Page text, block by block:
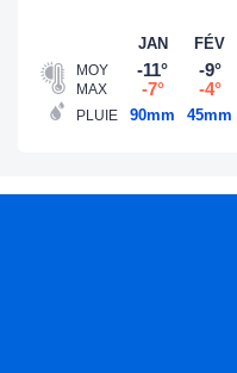
MOY
MAX
PLUIE
JAN
-11°
-7°
90mm
FÉV
-9°
-4°
45mm